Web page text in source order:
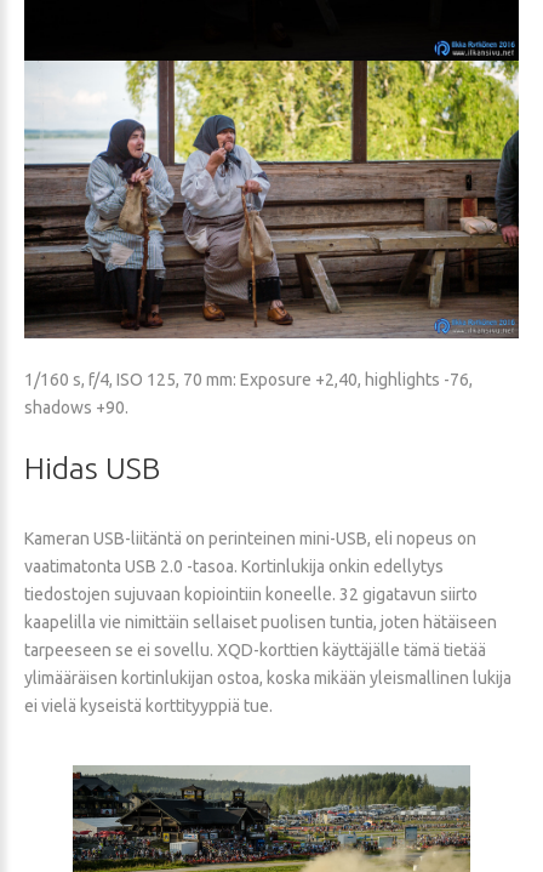
1/160 s, f/4, ISO 125, 70 mm: Exposure +2,40, highlights -76,
shadows +90.
Hidas USB
Kameran USB-liitäntä on perinteinen mini-USB, eli nopeus on
vaatimatonta USB 2.0 -tasoa. Kortinlukija onkin edellytys
tiedostojen sujuvaan kopiointiin koneelle. 32 gigatavun siirto
kaapelilla vie nimittäin sellaiset puolisen tuntia, joten hätäiseen
tarpeeseen se ei sovellu. XQD-korttien käyttäjälle tämä tietää
ylimääräisen kortinlukijan ostoa, koska mikään yleismallinen lukija
ei vielä kyseistä korttityyppiä tue.